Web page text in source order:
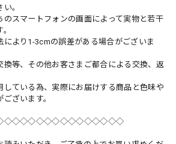
。
のスマートフォンの画面によって実物と若干
により1-3cmの誤差がある場合がございま
換等、その他お客さまご都合による交換、返
ている為、実際にお届けする商品と色味や
ざいます。